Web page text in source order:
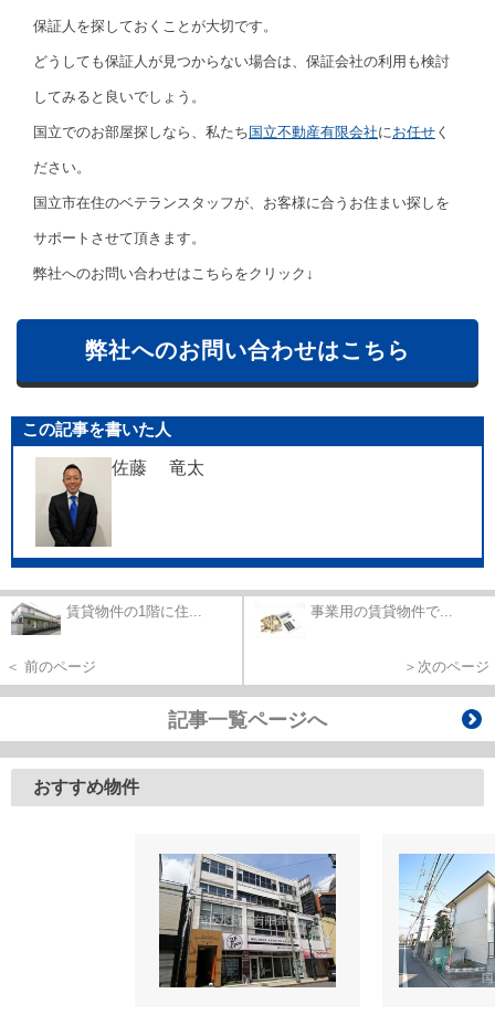
保証人を探しておくことが大切です。
どうしても保証人が見つからない場合は、保証会社の利用も検討
してみると良いでしょう。
国立でのお部屋探しなら、私たち 国立不動産有限会社に お任せ く
ださい。
国立市在住のベテランスタッフが、お客様に合うお住まい探しを
サポートさせて頂きます。
弊社へのお問い合わせはこちらをクリック↓
弊社へのお問い合わせはこちら
この記事を書いた人
佐藤 竜太
賃貸物件の1階に住...
＜ 前のページ
事業用の賃貸物件で...
＞次のページ
記事一覧ページへ
おすすめ物件